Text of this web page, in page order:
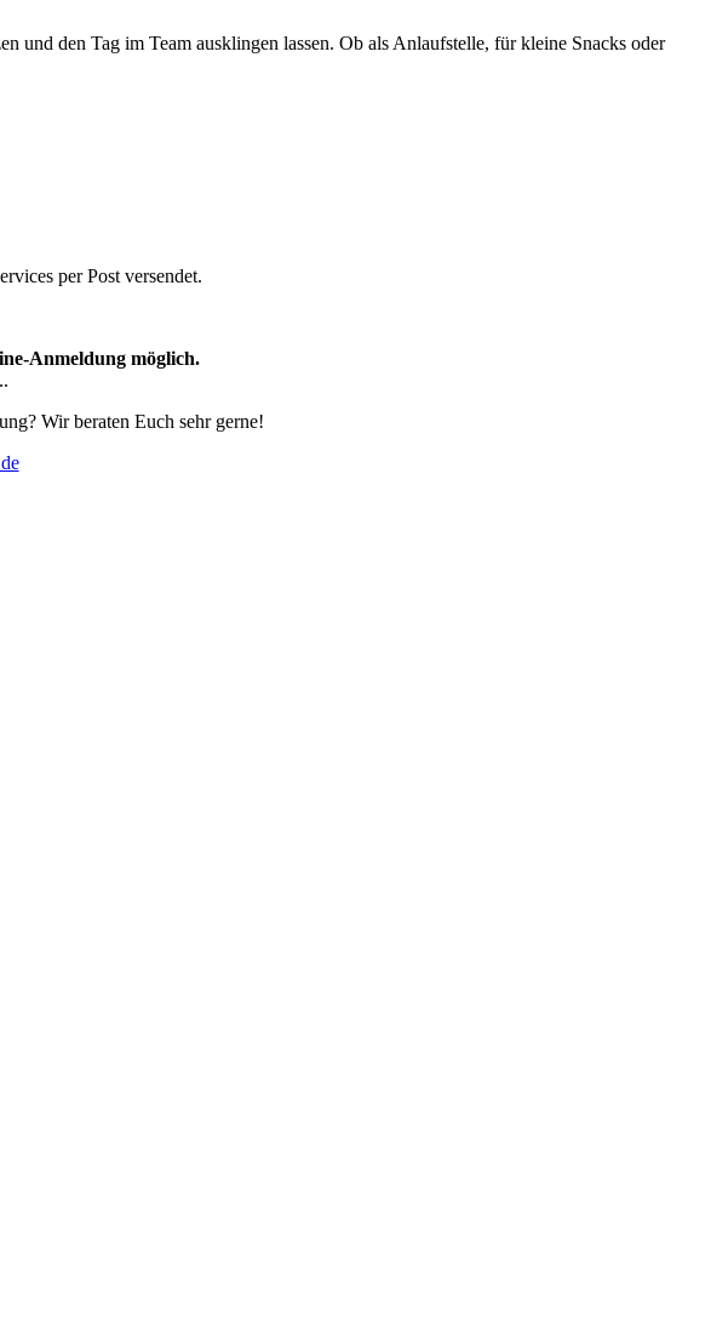
und den Tag im Team ausklingen lassen. Ob als Anlaufstelle, für kleine Snacks oder
per Post versendet.
Anmeldung möglich.
Wir beraten Euch sehr gerne!